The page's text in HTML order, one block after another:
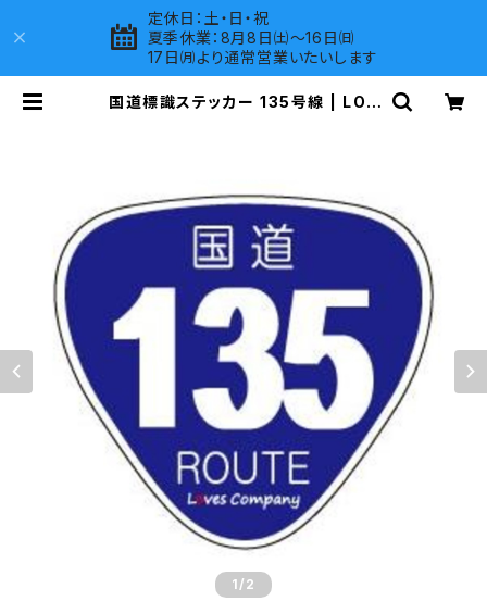
定休日：土・日・祝
夏季休業：8月8日㈯～16日㈰
17日㈪より通常営業いたいします
国道標識ステッカー 135号線 | LOV
1 /2